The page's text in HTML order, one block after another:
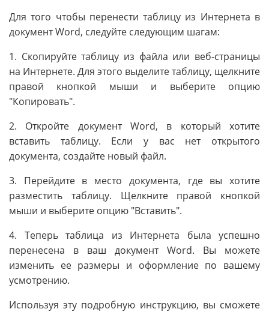
Для того чтобы перенести таблицу из Интернета в
документ Word, следуйте следующим шагам:
1. Скопируйте таблицу из файла или веб-страницы
на Интернете. Для этого выделите таблицу, щелкните
правой кнопкой мыши и выберите опцию
"Копировать".
2. Откройте документ Word, в который хотите
вставить таблицу. Если у вас нет открытого
документа, создайте новый файл.
3. Перейдите в место документа, где вы хотите
разместить таблицу. Щелкните правой кнопкой
мыши и выберите опцию "Вставить".
4. Теперь таблица из Интернета была успешно
перенесена в ваш документ Word. Вы можете
изменить ее размеры и оформление по вашему
усмотрению.
Используя эту подробную инструкцию, вы сможете